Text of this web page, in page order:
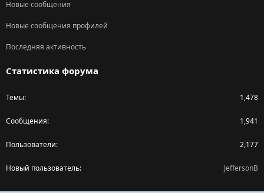
Новые сообщения
Новые сообщения профилей
Последняя активность
Статистика форума
Темы 1,478
Сообщения 1,941
Пользователи 2,177
Новый пользователь JeffersonB